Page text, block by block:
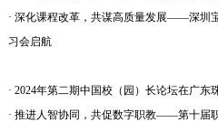
· 深化课程改革，共谋高质量发展——深圳
习会启航
· 2024年第二期中国校（园）长论坛在广东
· 推进人智协同，共促数字职教——第十届